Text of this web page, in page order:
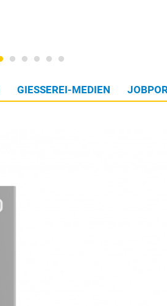
GIESSEREI-MEDIEN